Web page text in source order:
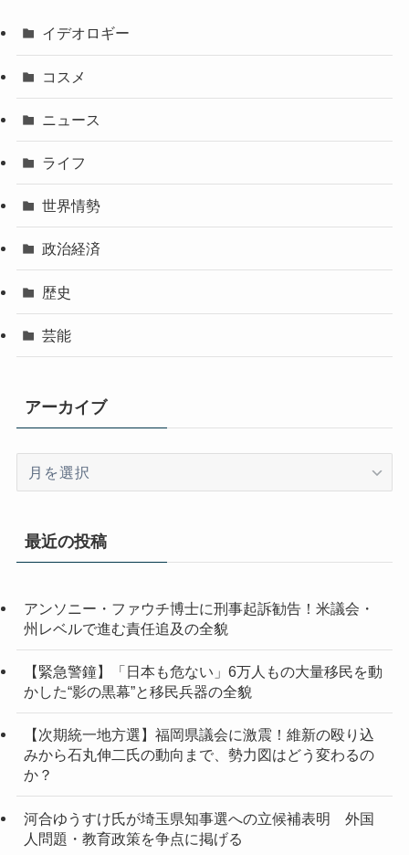
イデオロギー
コスメ
ニュース
ライフ
世界情勢
政治経済
歴史
芸能
アーカイブ
イ
最近の投稿
アンソニー・ファウチ博士に刑事起訴勧告！米議会・
州レベルで進む責任追及の全貌
【緊急警鐘】「日本も危ない」6万人もの大量移民を動
かした“影の黒幕”と移民兵器の全貌
【次期統一地方選】福岡県議会に激震！維新の殴り込
みから石丸伸二氏の動向まで、勢力図はどう変わるの
か？
河合ゆうすけ氏が埼玉県知事選への立候補表明 外国
人問題・教育政策を争点に掲げる